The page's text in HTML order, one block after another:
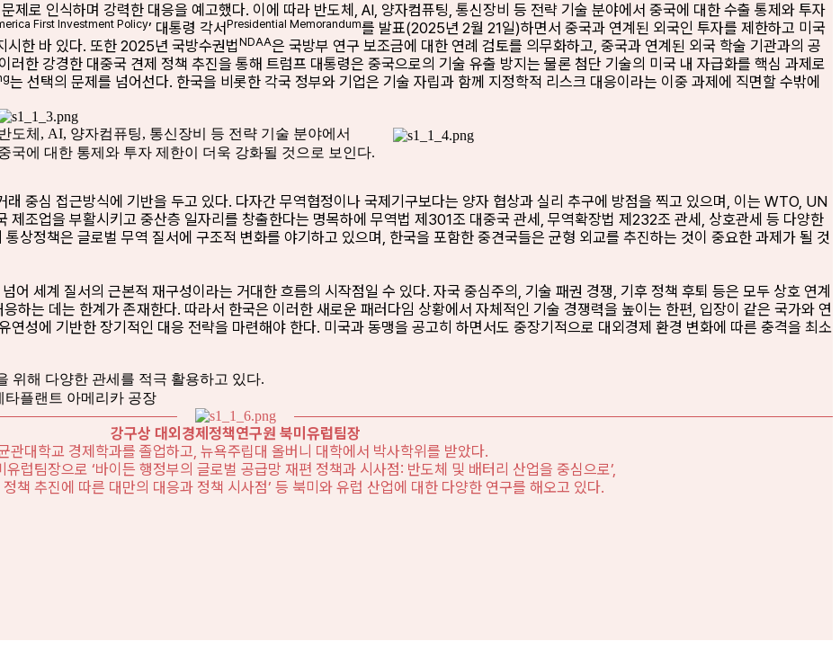
제로 인식하며 강력한 대응을 예고했다. 이에 따라 반도체, AI, 양자컴퓨팅, 통신장비 등 전략 기술 분야에서 중국에 대한 수출 통제와 투자
First Investment Policy’ 대통령 각서 Presidential Memorandum를 발표(2025년 2월 21일)하면서 중국과 연계된 외국인 투자를 제한하고 미국
시한 바 있다. 또한 2025년 국방수권법 NDAA은 국방부 연구 보조금에 대한 연례 검토를 의무화하고, 중국과 연계된 외국 학술 기관과의 공
한 강경한 대중국 견제 정책 추진을 통해 트럼프 대통령은 중국으로의 기술 유출 방지는 물론 첨단 기술의 미국 내 자급화를 핵심 과제로
는 선택의 문제를 넘어선다. 한국을 비롯한 각국 정부와 기업은 기술 자립과 함께 지정학적 리스크 대응이라는 이중 과제에 직면할 수밖에
도체, AI, 양자컴퓨팅, 통신장비 등 전략 기술 분야에서
국에 대한 통제와 투자 제한이 더욱 강화될 것으로 보인다.
중심 접근방식에 기반을 두고 있다. 다자간 무역협정이나 국제기구보다는 양자 협상과 실리 추구에 방점을 찍고 있으며, 이는 WTO, UN
제조업을 부활시키고 중산층 일자리를 창출한다는 명목하에 무역법 제301조 대중국 관세, 무역확장법 제232조 관세, 상호관세 등 다양한
상정책은 글로벌 무역 질서에 구조적 변화를 야기하고 있으며, 한국을 포함한 중견국들은 균형 외교를 추진하는 것이 중요한 과제가 될 것
어 세계 질서의 근본적 재구성이라는 거대한 흐름의 시작점일 수 있다. 자국 중심주의, 기술 패권 경쟁, 기후 정책 후퇴 등은 모두 상호 연계
하는 데는 한계가 존재한다. 따라서 한국은 이러한 새로운 패러다임 상황에서 자체적인 기술 경쟁력을 높이는 한편, 입장이 같은 국가와 연
연성에 기반한 장기적인 대응 전략을 마련해야 한다. 미국과 동맹을 공고히 하면서도 중장기적으로 대외경제 환경 변화에 따른 충격을 최소
위해 다양한 관세를 적극 활용하고 있다.
플랜트 아메리카 공장
강구상 대외경제정책연구원 북미유럽팀장
관대학교 경제학과를 졸업하고, 뉴욕주립대 올버니 대학에서 박사학위를 받았다.
럽팀장으로 ‘바이든 행정부의 글로벌 공급망 재편 정책과 시사점: 반도체 및 배터리 산업을 중심으로’,
책 추진에 따른 대만의 대응과 정책 시사점’ 등 북미와 유럽 산업에 대한 다양한 연구를 해오고 있다.